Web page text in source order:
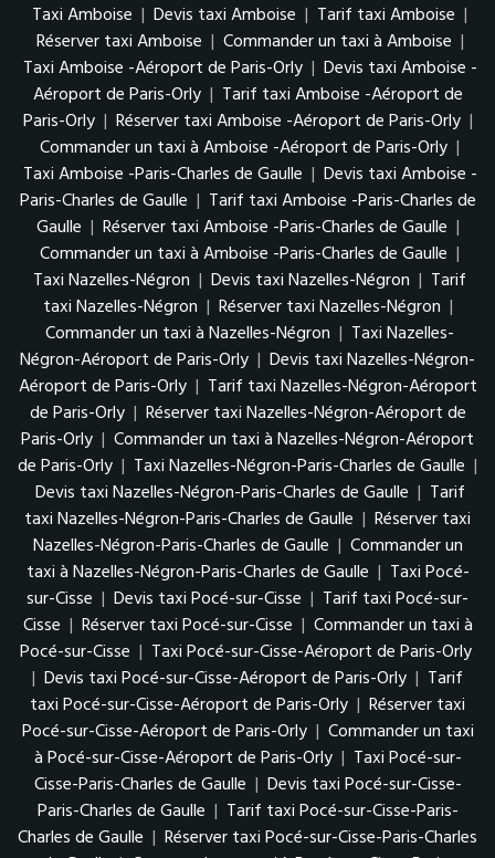
Taxi Amboise | Devis taxi Amboise | Tarif taxi Amboise |
Réserver taxi Amboise | Commander un taxi à Amboise |
Taxi Amboise -Aéroport de Paris-Orly | Devis taxi Amboise -
Aéroport de Paris-Orly | Tarif taxi Amboise -Aéroport de
Paris-Orly | Réserver taxi Amboise -Aéroport de Paris-Orly |
Commander un taxi à Amboise -Aéroport de Paris-Orly |
Taxi Amboise -Paris-Charles de Gaulle | Devis taxi Amboise -
Paris-Charles de Gaulle | Tarif taxi Amboise -Paris-Charles de
Gaulle | Réserver taxi Amboise -Paris-Charles de Gaulle |
Commander un taxi à Amboise -Paris-Charles de Gaulle |
Taxi Nazelles-Négron | Devis taxi Nazelles-Négron | Tarif
taxi Nazelles-Négron | Réserver taxi Nazelles-Négron |
Commander un taxi à Nazelles-Négron | Taxi Nazelles-
Négron-Aéroport de Paris-Orly | Devis taxi Nazelles-Négron-
Aéroport de Paris-Orly | Tarif taxi Nazelles-Négron-Aéroport
de Paris-Orly | Réserver taxi Nazelles-Négron-Aéroport de
Paris-Orly | Commander un taxi à Nazelles-Négron-Aéroport
de Paris-Orly | Taxi Nazelles-Négron-Paris-Charles de Gaulle |
Devis taxi Nazelles-Négron-Paris-Charles de Gaulle | Tarif
taxi Nazelles-Négron-Paris-Charles de Gaulle | Réserver taxi
Nazelles-Négron-Paris-Charles de Gaulle | Commander un
taxi à Nazelles-Négron-Paris-Charles de Gaulle | Taxi Pocé-
sur-Cisse | Devis taxi Pocé-sur-Cisse | Tarif taxi Pocé-sur-
Cisse | Réserver taxi Pocé-sur-Cisse | Commander un taxi à
Pocé-sur-Cisse | Taxi Pocé-sur-Cisse-Aéroport de Paris-Orly
| Devis taxi Pocé-sur-Cisse-Aéroport de Paris-Orly | Tarif
taxi Pocé-sur-Cisse-Aéroport de Paris-Orly | Réserver taxi
Pocé-sur-Cisse-Aéroport de Paris-Orly | Commander un taxi
à Pocé-sur-Cisse-Aéroport de Paris-Orly | Taxi Pocé-sur-
Cisse-Paris-Charles de Gaulle | Devis taxi Pocé-sur-Cisse-
Paris-Charles de Gaulle | Tarif taxi Pocé-sur-Cisse-Paris-
Charles de Gaulle | Réserver taxi Pocé-sur-Cisse-Paris-Charles